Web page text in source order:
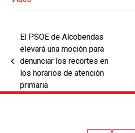
previous
post:
El PSOE de Alcobendas
elevará una moción para
denunciar los recortes en
los horarios de atención
primaria